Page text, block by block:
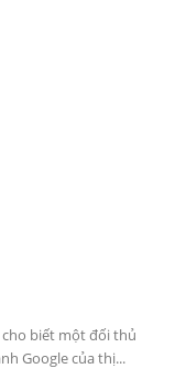
biết một đối thủ
Google của thị...